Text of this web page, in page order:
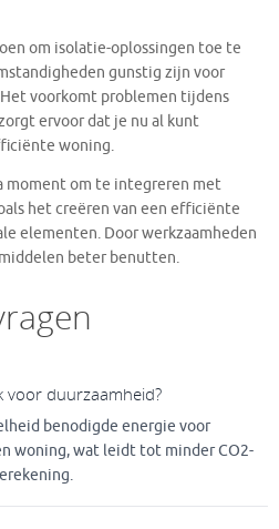
om isolatie-oplossingen toe te
gunstig zijn voor
voorkomt problemen tijdens
ervoor dat je nu al kunt
woning.
moment om te integreren met
het creëren van een efficiënte
elementen. Door werkzaamheden
beter benutten.
voor duurzaamheid?
benodigde energie voor
woning, wat leidt tot minder CO2-